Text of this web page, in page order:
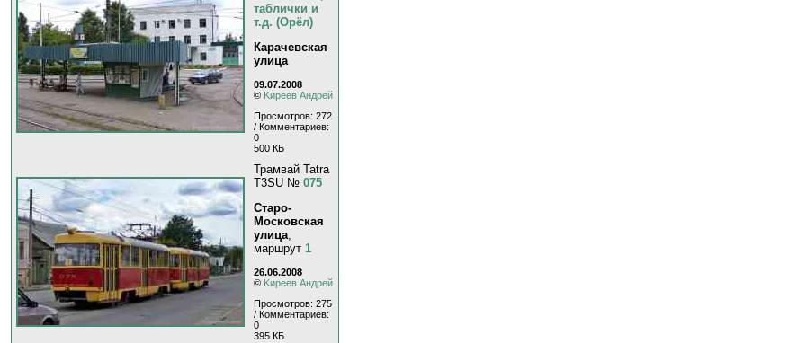
таблички и
т.д. (Орёл)
Карачевская
улица
09.07.2008
© Kиpeeв Aндpeй
Просмотров: 272
/ Комментариев:
0
500 КБ
Трамвай Tatra
T3SU № 075
Старо-
Московская
улица,
маршрут 1
26.06.2008
© Kиpeeв Aндpeй
Просмотров: 275
/ Комментариев:
0
395 КБ